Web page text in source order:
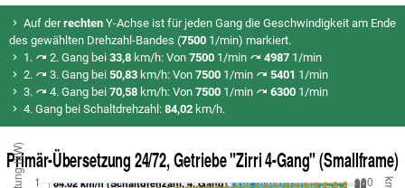
Auf derrechten Y-Achse ist für jeden Gang die Geschwindigkeit am Ende
des gewählten Drehzahl-Bandes (7500 1/min) markiert.
1.
2. Gang bei 33,8 km/h: Von 7500 1/min 4987 1/min
2.
3. Gang bei 50,83 km/h: Von 7500 1/min 5401 1/min
3.
4. Gang bei 70,58 km/h: Von 7500 1/min 6300 1/min
4. Gang bei Schaltdrehzahl: 84,02 km/h.